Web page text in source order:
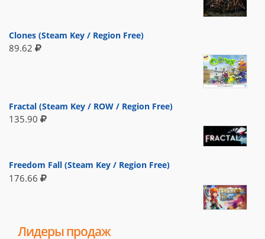
Clones (Steam Key / Region Free)
89.62
Fractal (Steam Key / ROW / Region Free)
135.90
Freedom Fall (Steam Key / Region Free)
176.66
Лидеры продаж